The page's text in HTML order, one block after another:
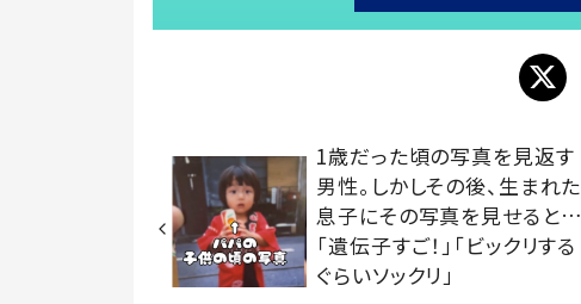
1歳だった頃の写真を見返す
男性。しかしその後、生まれた
息子にその写真を見せると…
「遺伝子すご！」「ビックリする
ぐらいソックリ」